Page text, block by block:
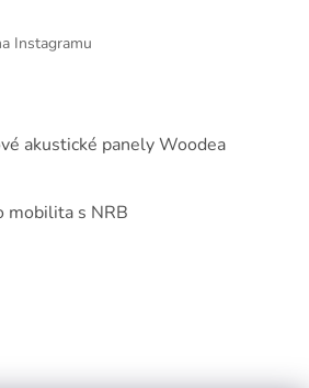
Instagramu
akustické panely Woodea
mobilita s NRB